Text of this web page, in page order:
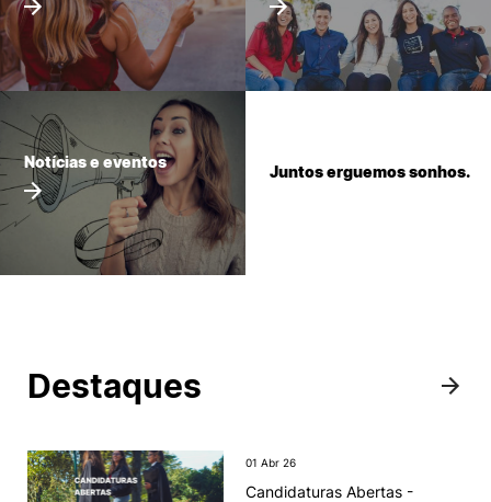
Sugestões, elogios e reclamações
©2026 Instituto Politécnico de Coimbra. Todos os direitos reservados.
Notícias e eventos
Juntos erguemos sonhos.
Destaques
01 Abr 26
Candidaturas Abertas -